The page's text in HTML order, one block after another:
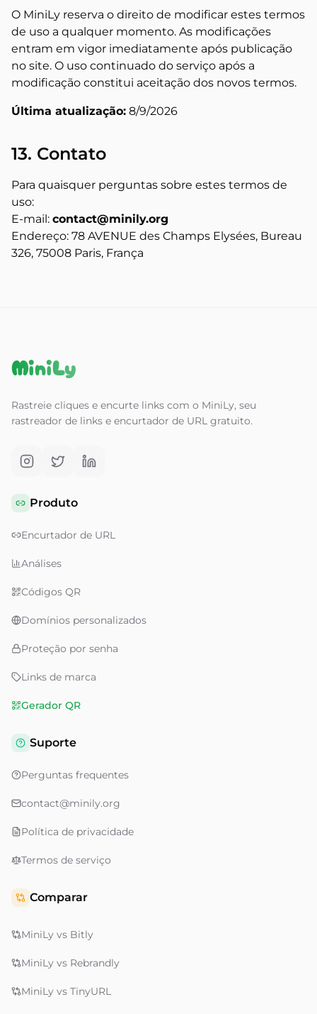
O MiniLy reserva o direito de modificar estes termos
de uso a qualquer momento. As modificações
entram em vigor imediatamente após publicação
no site. O uso continuado do serviço após a
modificação constitui aceitação dos novos termos.
Última atualização: 8/9/2026
13. Contato
Para quaisquer perguntas sobre estes termos de
uso:
E-mail: contact@minily.org
Endereço: 78 AVENUE des Champs Elysées, Bureau
326, 75008 Paris, França
MiniLy
Rastreie cliques e encurte links com o MiniLy, seu
rastreador de links e encurtador de URL gratuito.
Produto
Encurtador de URL
Análises
Códigos QR
Domínios personalizados
Proteção por senha
Links de marca
Gerador QR
Suporte
Perguntas frequentes
contact@minily.org
Política de privacidade
Termos de serviço
Comparar
MiniLy vs Bitly
MiniLy vs Rebrandly
MiniLy vs TinyURL